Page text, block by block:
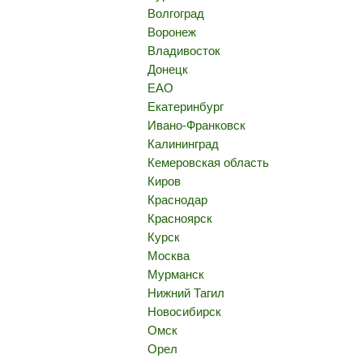
Волгоград
Воронеж
Владивосток
Донецк
ЕАО
Екатеринбург
Ивано-Франковск
Калининград
Кемеровская область
Киров
Краснодар
Красноярск
Курск
Москва
Мурманск
Нижний Тагил
Новосибирск
Омск
Орел